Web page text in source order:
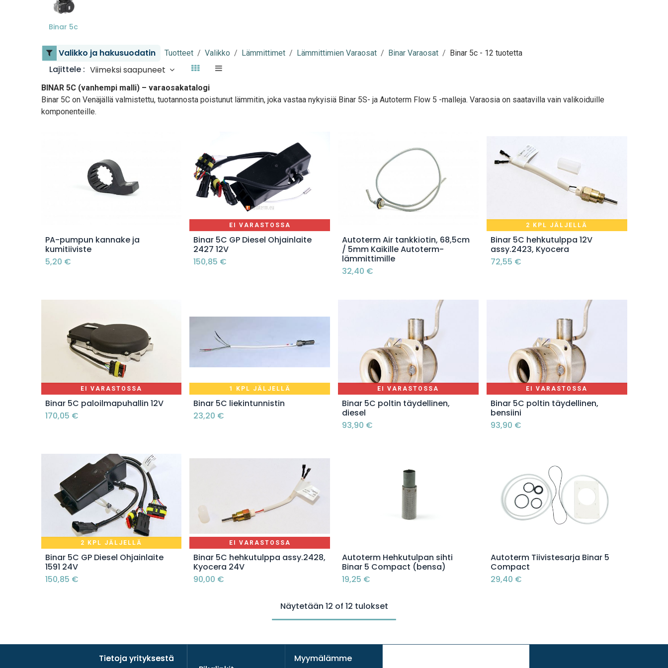
Binar 5c
Valikko ja hakusuodatin Tuotteet Valikko Lämmittimet Lämmittimien Varaosat Binar Varaosat Binar 5c- 12 tuotetta
Lajittele : Viimeksi saapuneet
BINAR 5C (vanhempi malli) – varaosakatalogi
Binar 5C on Venäjällä valmistettu, tuotannosta poistunut lämmitin, joka vastaa nykyisiä Binar 5S- ja Autoterm Flow 5 -malleja. Varaosia on saatavilla vain valikoiduille
komponenteille.
Lisää ostoskoriin
PA-pumpun kannake ja
kumitiiviste
5,20 €
EI VARASTOSSA
Binar 5C GP Diesel Ohjainlaite
2427 12V
150,85 €
Lisää ostoskoriin
Autoterm Air tankkiotin, 68,5cm
/ 5mm Kaikille Autoterm-
lämmittimille
32,40 €
2 KPL JÄLJELLÄ
Lisää ostoskoriin
Binar 5C hehkutulppa 12V
assy.2423, Kyocera
72,55 €
EI VARASTOSSA
Binar 5C paloilmapuhallin 12V
170,05 €
1 KPL JÄLJELLÄ
Lisää ostoskoriin
Binar 5C liekintunnistin
23,20 €
EI VARASTOSSA
Binar 5C poltin täydellinen,
diesel
93,90 €
EI VARASTOSSA
Binar 5C poltin täydellinen,
bensiini
93,90 €
2 KPL JÄLJELLÄ
Lisää ostoskoriin
Binar 5C GP Diesel Ohjainlaite
1591 24V
150,85 €
EI VARASTOSSA
Binar 5C hehkutulppa assy.2428,
Kyocera 24V
90,00 €
Lisää ostoskoriin
Autoterm Hehkutulpan sihti
Binar 5 Compact (bensa)
19,25 €
Lisää ostoskoriin
Autoterm Tiivistesarja Binar 5
Compact
29,40 €
Näytetään 12 of 12 tulokset
Myymälämme
Tietoja yrityksestä
Tietoja yrityksestä